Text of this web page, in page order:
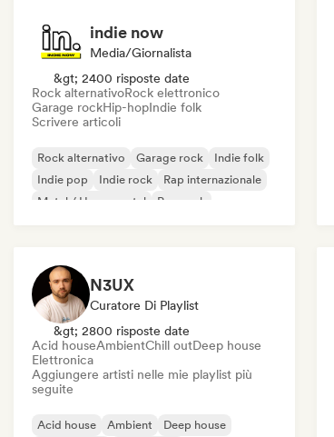
indie now
Media/Giornalista
&gt; 2400 risposte date
Rock alternativoRock elettronico
Garage rockHip-hopIndie folk
Scrivere articoli
Rock alternativo Garage rock
Indie folk
Indie pop
Indie rock
Rap internazionale
Metal / Heavy metal
Pop rock
N3UX
Curatore Di Playlist
&gt; 2800 risposte date
Acid houseAmbientChill outDeep house
Elettronica
Aggiungere artisti nelle mie playlist più
seguite
Acid house Ambient
Deep house